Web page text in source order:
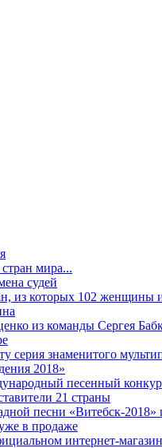
мира...
судей
из которых 102 женщины
из команды Сергея
серия знаменитого
2018»
песенный
21 страны
песни «Витебск-2018»
в продаже
интернет-